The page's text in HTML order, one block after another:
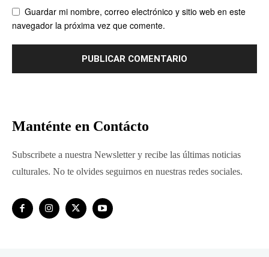
Guardar mi nombre, correo electrónico y sitio web en este
navegador la próxima vez que comente.
Manténte en Contácto
Subscribete a nuestra Newsletter y recibe las últimas noticias
culturales. No te olvides seguirnos en nuestras redes sociales.